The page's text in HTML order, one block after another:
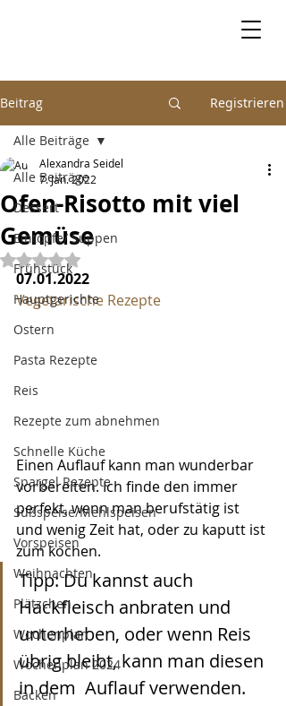
Beitrag Registrieren
Alle Beiträge
Dessert
Eintöpfe/ Suppen
Frühstück
Hauptgerichte
Ostern
Pasta Rezepte
Reis
Rezepte zum abnehmen
Schnelle Küche
Spargel Rezepte
Süßspeise/Mehlspeisen
Vorspeisen
Weihnachten
Plätzchen
Wochenplan
Wochenplan 2024
Backen
Alle Beiträge
Ofen-Risotto mit viel
Gemüse
Alexandra Seidel
7. Jan. 2022
Mit NaN von 5 Sternen bewertet.
07.01.2022
Vegetarische Rezepte
Einen Auflauf kann man wunderbar
vorbereiten. Ich finde den immer
perfekt, wenn man berufstätig ist
und wenig Zeit hat, oder zu kaputt ist
zum kochen.
Tipp: Du kannst auch
Hackfleisch anbraten und
unterheben, oder wenn Reis
übrig bleibt, kann man diesen
in dem  Auflauf verwenden.